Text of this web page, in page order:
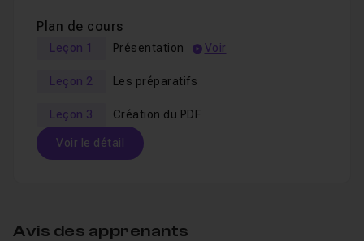
Plan de cours
Leçon 1 Présentation Voir
Leçon 2 Les préparatifs
Leçon 3 Création du PDF
Voir le détail
Avis des apprenants